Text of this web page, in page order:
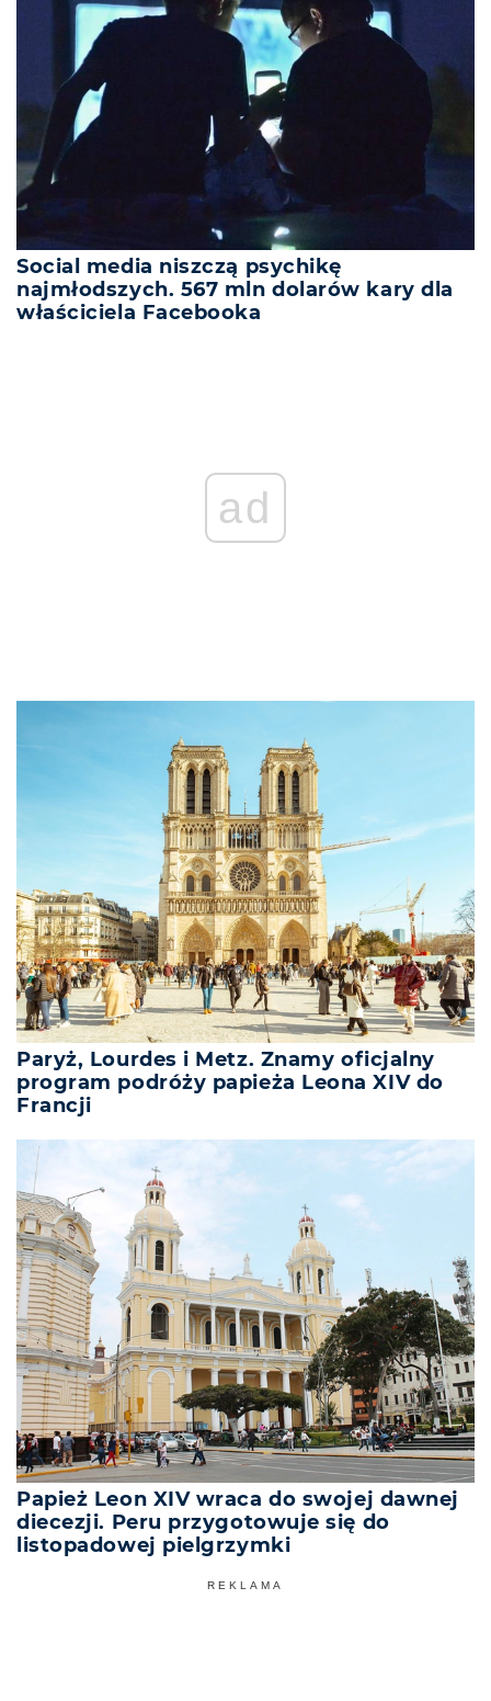
Social media niszczą psychikę
najmłodszych. 567 mln dolarów kary dla
właściciela Facebooka
ad
Paryż, Lourdes i Metz. Znamy oficjalny
program podróży papieża Leona XIV do
Francji
Papież Leon XIV wraca do swojej dawnej
diecezji. Peru przygotowuje się do
listopadowej pielgrzymki
REKLAMA